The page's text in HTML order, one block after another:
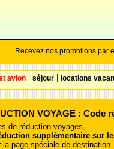
Recevez nos promotions par
avion| séjour| locations
VOYAGE : Code
de réduction voyages,
supplémentaire sur
la page spéciale de destination